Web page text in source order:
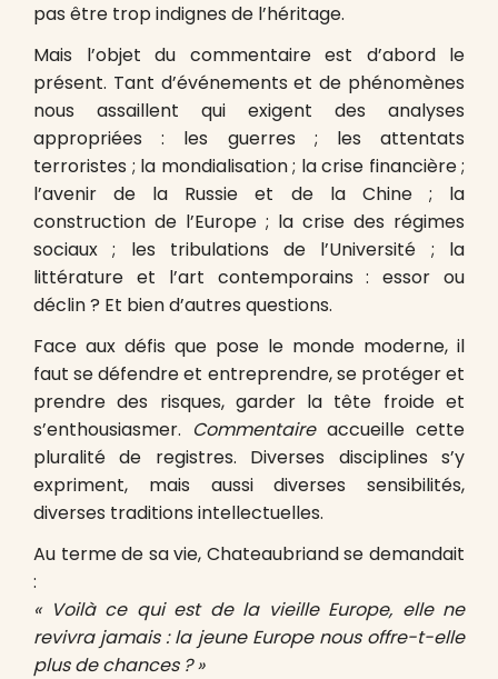
pas être trop indignes de l’héritage.
Mais l’objet du commentaire est d’abord le
présent. Tant d’événements et de phénomènes
nous assaillent qui exigent des analyses
appropriées : les guerres ; les attentats
terroristes ; la mondialisation ; la crise financière ;
l’avenir de la Russie et de la Chine ; la
construction de l’Europe ; la crise des régimes
sociaux ; les tribulations de l’Université ; la
littérature et l’art contemporains : essor ou
déclin ? Et bien d’autres questions.
Face aux défis que pose le monde moderne, il
faut se défendre et entreprendre, se protéger et
prendre des risques, garder la tête froide et
s’enthousiasmer. Commentaireaccueille cette
pluralité de registres. Diverses disciplines s’y
expriment, mais aussi diverses sensibilités,
diverses traditions intellectuelles.
Au terme de sa vie, Chateaubriand se demandait
:
« Voilà ce qui est de la vieille Europe, elle ne
revivra jamais : la jeune Europe nous offre-t-elle
plus de chances ? »